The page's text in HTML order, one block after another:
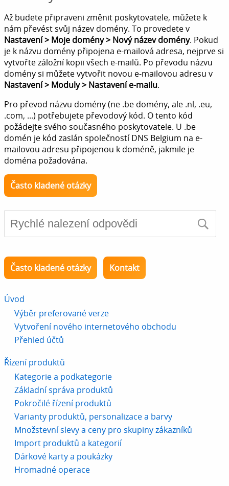
Až budete připraveni změnit poskytovatele, můžete k
nám převést svůj název domény. To provedete v
Nastavení > Moje domény > Nový název domény. Pokud
je k názvu domény připojena e-mailová adresa, nejprve si
vytvořte záložní kopii všech e-mailů. Po převodu názvu
domény si můžete vytvořit novou e-mailovou adresu v
Nastavení > Moduly > Nastavení e-mailu.
Pro převod názvu domény (ne .be domény, ale .nl, .eu,
.com, ...) potřebujete převodový kód. O tento kód
požádejte svého současného poskytovatele. U .be
domén je kód zaslán společností DNS Belgium na e-
mailovou adresu připojenou k doméně, jakmile je
doména požadována.
Často kladené otázky
Často kladené otázky Kontakt
Úvod
Výběr preferované verze
Vytvoření nového internetového obchodu
Přehled účtů
Řízení produktů
Kategorie a podkategorie
Základní správa produktů
Pokročilé řízení produktů
Varianty produktů, personalizace a barvy
Množstevní slevy a ceny pro skupiny zákazníků
Import produktů a kategorií
Dárkové karty a poukázky
Hromadné operace